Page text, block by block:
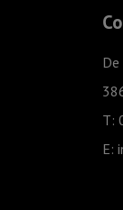
De
T:
E: